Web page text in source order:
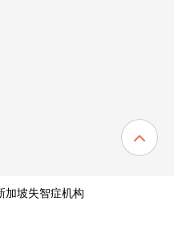
坡失智症机构